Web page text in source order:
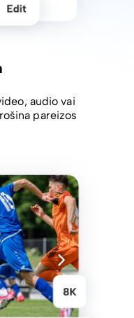
audio vai
pareizos